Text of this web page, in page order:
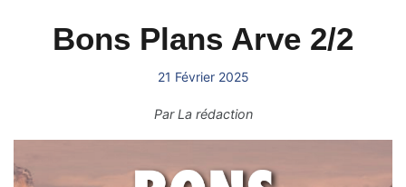
Bons Plans Arve 2/2
21 Février 2025
ParLa rédaction